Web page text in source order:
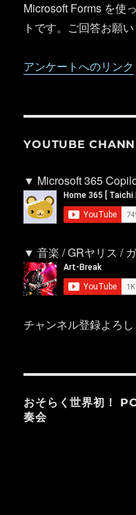
Microsoft Forms を使
トです。ご回答お願い
アンケートへのリンク
YOUTUBE
▼ Microsoft 365
▼ 音楽 / GRヤリス /
チャンネル登録よろ
おそらく世界初！
奏会